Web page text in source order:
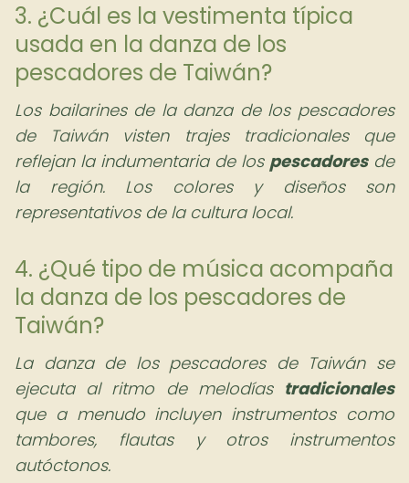
3. ¿Cuál es la vestimenta típica
usada en la danza de los
pescadores de Taiwán?
Los bailarines de la danza de los pescadores
de Taiwán visten trajes tradicionales que
reflejan la indumentaria de los pescadoresde
la región. Los colores y diseños son
representativos de la cultura local.
4. ¿Qué tipo de música acompaña
la danza de los pescadores de
Taiwán?
La danza de los pescadores de Taiwán se
ejecuta al ritmo de melodías tradicionales
que a menudo incluyen instrumentos como
tambores, flautas y otros instrumentos
autóctonos.